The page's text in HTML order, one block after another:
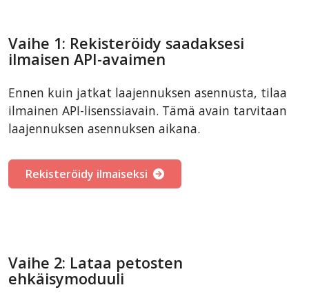
Vaihe 1: Rekisteröidy saadaksesi
ilmaisen API-avaimen
Ennen kuin jatkat laajennuksen asennusta, tilaa
ilmainen API-lisenssiavain. Tämä avain tarvitaan
laajennuksen asennuksen aikana.
Rekisteröidy ilmaiseksi
Vaihe 2: Lataa petosten
ehkäisymoduuli